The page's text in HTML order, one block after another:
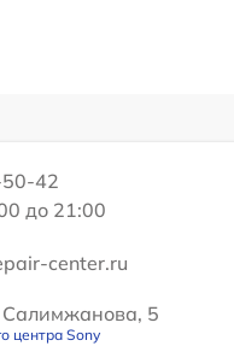
42
до 21:00
center.ru
5
центра Sony